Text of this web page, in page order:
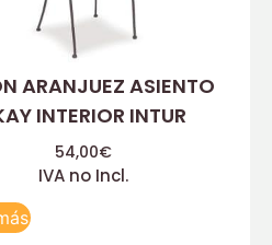
ARANJUEZ ASIENTO
INTERIOR INTUR
54,00€
IVA no Incl.